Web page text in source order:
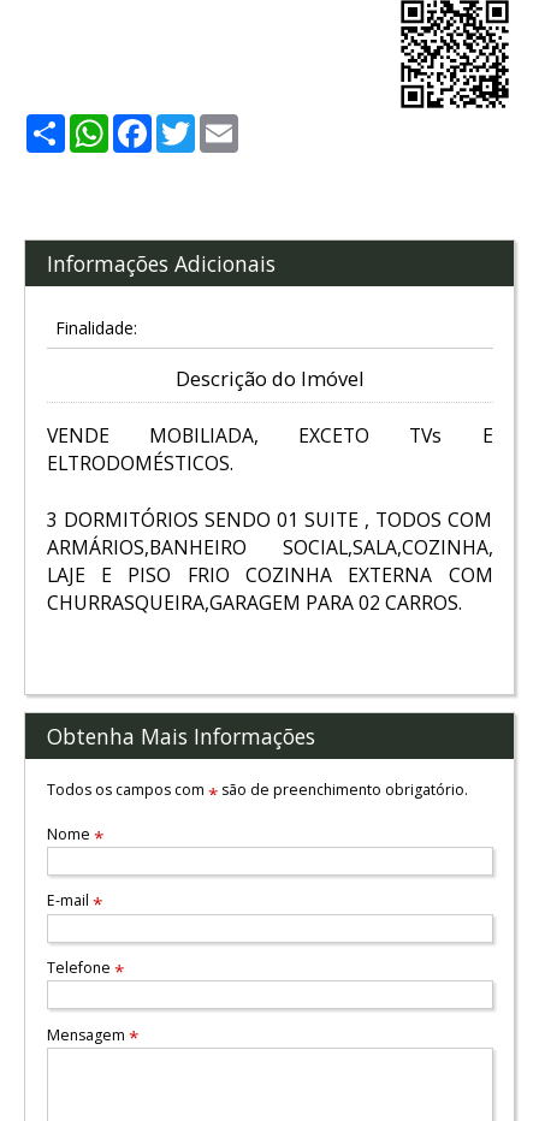
ShareWhatsApp
Facebook
Twitter
Informações Adicionais
Finalidade:
Descrição do Imóvel
VENDE MOBILIADA, EXCETO TVs E
ELTRODOMÉSTICOS.
3 DORMITÓRIOS SENDO 01 SUITE , TODOS COM
ARMÁRIOS,BANHEIRO SOCIAL,SALA,COZINHA,
LAJE E PISO FRIO COZINHA EXTERNA COM
CHURRASQUEIRA,GARAGEM PARA 02 CARROS.
Obtenha Mais Informações
Todos os campos com *são de preenchimento obrigatório.
Nome *
E-mail *
Telefone *
Mensagem *